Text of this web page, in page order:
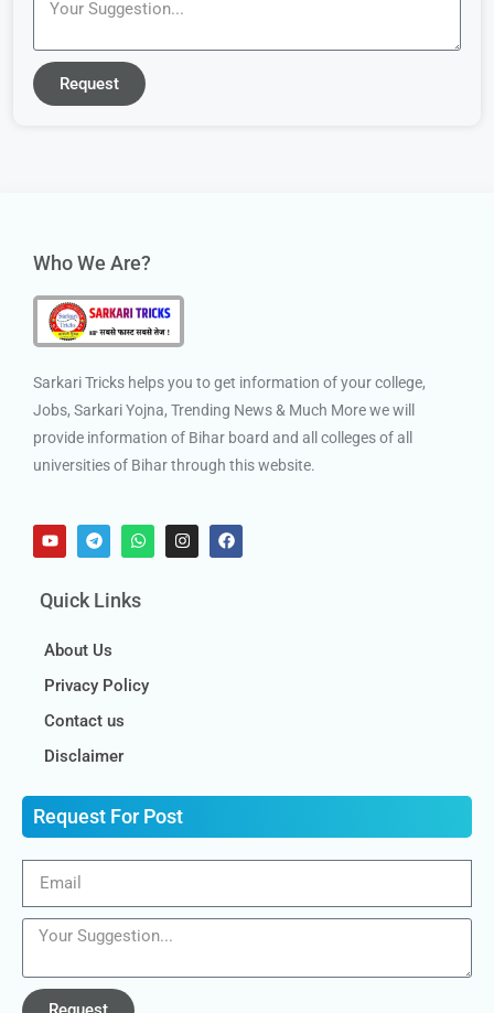
Request
Who We Are?
Sarkari Tricks helps you to get information of your college,
Jobs, Sarkari Yojna, Trending News & Much More we will
provide information of Bihar board and all colleges of all
universities of Bihar through this website.
Quick Links
About Us
Privacy Policy
Contact us
Disclaimer
Request For Post